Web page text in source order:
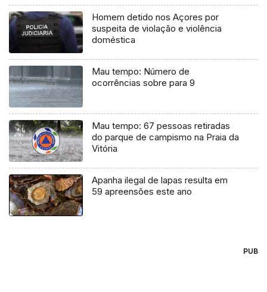
Homem detido nos Açores por
suspeita de violação e violência
doméstica
Mau tempo: Número de
ocorrências sobre para 9
Mau tempo: 67 pessoas retiradas
do parque de campismo na Praia da
Vitória
Apanha ilegal de lapas resulta em
59 apreensões este ano
PUB